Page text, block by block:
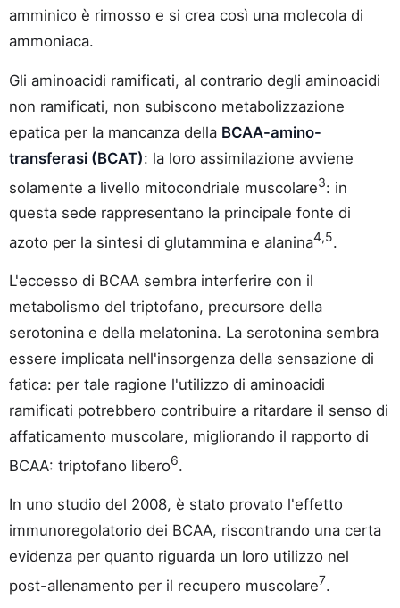
amminico è rimosso e si crea così una molecola di
ammoniaca.
Gli aminoacidi ramificati, al contrario degli aminoacidi
non ramificati, non subiscono metabolizzazione
epatica per la mancanza della BCAA-amino-
transferasi (BCAT): la loro assimilazione avviene
solamente a livello mitocondriale muscolare3: in
questa sede rappresentano la principale fonte di
azoto per la sintesi di glutammina e alanina4,5.
L'eccesso di BCAA sembra interferire con il
metabolismo del triptofano, precursore della
serotonina e della melatonina. La serotonina sembra
essere implicata nell'insorgenza della sensazione di
fatica: per tale ragione l'utilizzo di aminoacidi
ramificati potrebbero contribuire a ritardare il senso di
affaticamento muscolare, migliorando il rapporto di
BCAA: triptofano libero6.
In uno studio del 2008, è stato provato l'effetto
immunoregolatorio dei BCAA, riscontrando una certa
evidenza per quanto riguarda un loro utilizzo nel
post-allenamento per il recupero muscolare7.